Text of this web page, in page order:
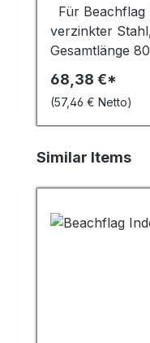
Für Beachflag
verzinkter
Gesamtlänge
oder Schnee.
68,38 €*
(57,46 € Netto)
Produktgalerie
Similar Items